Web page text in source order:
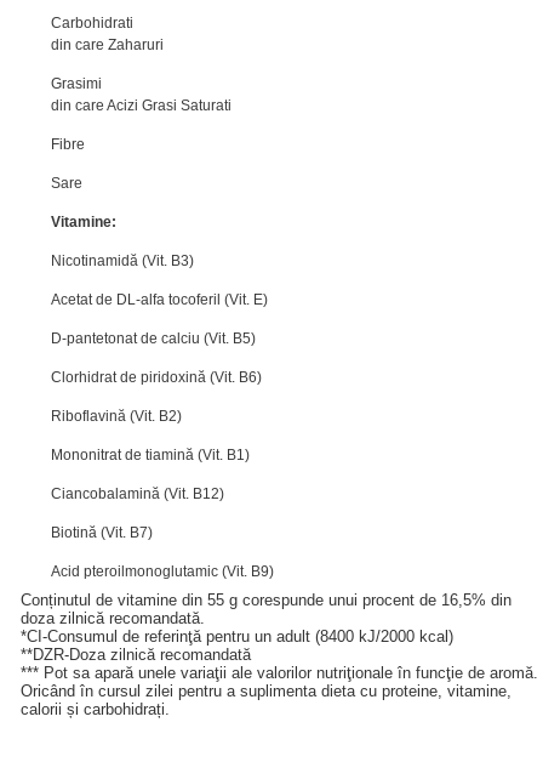
Carbohidrati
din care Zaharuri
Grasimi
din care Acizi Grasi Saturati
Fibre
Sare
Vitamine:
Nicotinamidă (Vit. B3)
Acetat de DL-alfa tocoferil (Vit. E)
D-pantetonat de calciu (Vit. B5)
Clorhidrat de piridoxină (Vit. B6)
Riboflavină (Vit. B2)
Mononitrat de tiamină (Vit. B1)
Ciancobalamină (Vit. B12)
Biotină (Vit. B7)
Acid pteroilmonoglutamic (Vit. B9)
Conținutul de vitamine din 55 g corespunde unui procent de 16,5% din
doza zilnică recomandată.
*CI-Consumul de referinţă pentru un adult (8400 kJ/2000 kcal)
**DZR-Doza zilnică recomandată
*** Pot sa apară unele variaţii ale valorilor nutriţionale în funcţie de aromă.
Oricând în cursul zilei pentru a suplimenta dieta cu proteine, vitamine,
calorii și carbohidrați.